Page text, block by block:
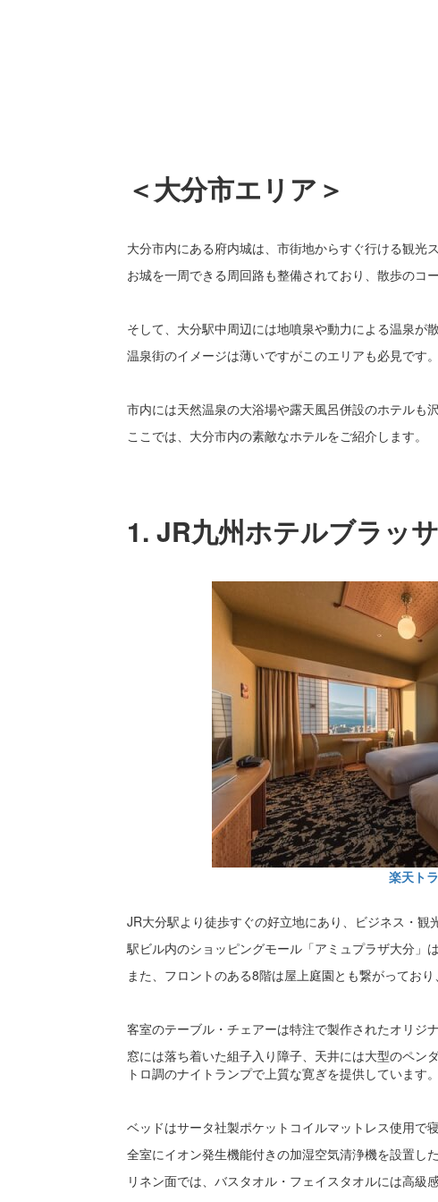
＜大分市エリア＞
大分市内にある府内城は、市街地からすぐ行ける観光
お城を一周できる周回路も整備されており、散歩のコ
そして、大分駅中周辺には地噴泉や動力による温泉が散
温泉街のイメージは薄いですがこのエリアも必見です。
市内には天然温泉の大浴場や露天風呂併設のホテルも沢
ここでは、大分市内の素敵なホテルをご紹介します。
1. JR九州ホテルブラッ
楽天ト
JR大分駅より徒歩すぐの好立地にあり、ビジネス・観
駅ビル内のショッピングモール「アミュプラザ大分」
また、フロントのある8階は屋上庭園とも繋がっており
客室のテーブル・チェアーは特注で製作されたオリジ
窓には落ち着いた組子入り障子、天井には大型のペン
トロ調のナイトランプで上質な寛ぎを提供しています。
ベッドはサータ社製ポケットコイルマットレス使用で寝
全室にイオン発生機能付きの加湿空気清浄機を設置し
リネン面では、バスタオル・フェイスタオルには高級